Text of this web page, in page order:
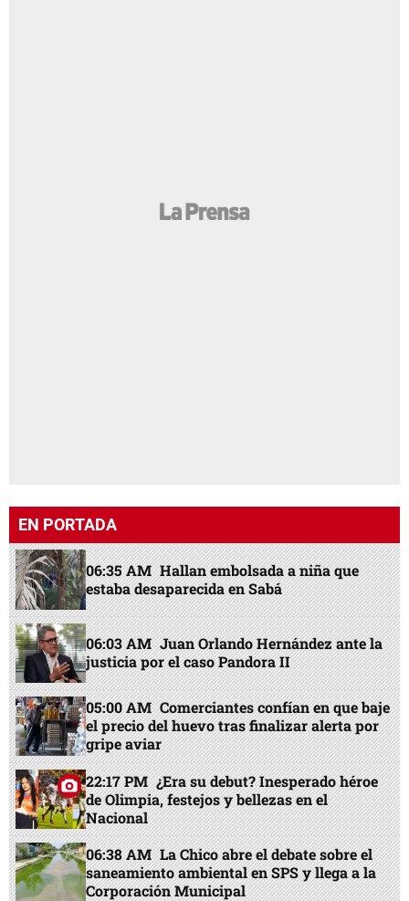
EN PORTADA
06:35 AM Hallan embolsada a niña que
estaba desaparecida en Sabá
06:03 AM Juan Orlando Hernández ante la
justicia por el caso Pandora II
05:00 AM Comerciantes confían en que baje
el precio del huevo tras finalizar alerta por
gripe aviar
22:17 PM ¿Era su debut? Inesperado héroe
de Olimpia, festejos y bellezas en el
Nacional
06:38 AM La Chico abre el debate sobre el
saneamiento ambiental en SPS y llega a la
Corporación Municipal